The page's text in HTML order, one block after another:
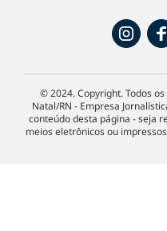
© 2024. Copyright. Todos
Natal/RN - Empresa
conteúdo desta página - seja
meios eletrônicos ou